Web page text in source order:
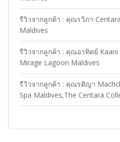
รีวิวจากลูกค้า : คุณรวิภา
Maldives
รีวิวจากลูกค้า : คุณอาทิตย์ Kaani
Mirage Lagoon Maldives
รีวิวจากลูกค้า : คุณรติญา
Spa Maldives,The Centara